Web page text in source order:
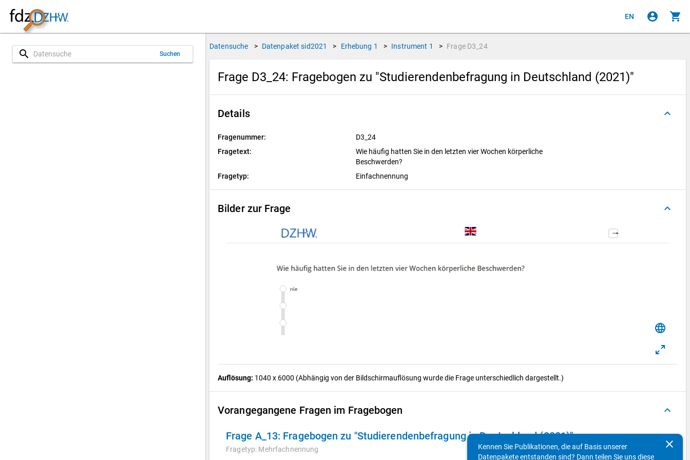
EN account_circle shopping_cart
search Suchen
Datensuche > Datenpaket sid2021 > Erhebung 1 > Instrument 1 > Frage D3_24
Frage D3_24: Fragebogen zu "Studierendenbefragung in Deutschland (2021)"
Details keyboard_arrow_up
Fragenummer:
D3_24
Fragetext:
Wie häufig hatten Sie in den letzten vier Wochen körperliche
Beschwerden?
Fragetyp:
Einfachnennung
Bilder zur Frage keyboard_arrow_up
language
Auflösung: 1040 x 6000 (Abhängig von der Bildschirmauflösung wurde die Frage unterschiedlich dargestellt.)
Vorangegangene Fragen im Fragebogen keyboard_arrow_up
Frage A_13: Fragebogen zu "Studierendenbefragung in Deutschland (2021)"
Fragetyp: Mehrfachnennung clear
Kennen Sie Publikationen, die auf Basis unserer
Datenpakete entstanden sind? Dann teilen Sie uns diese